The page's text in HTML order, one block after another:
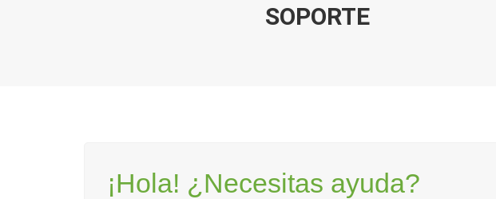
SOPORTE
¡Hola! ¿Necesitas ayuda?